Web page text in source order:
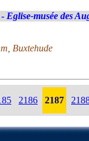
Eglise-musée des
Buxtehude
2186 2187